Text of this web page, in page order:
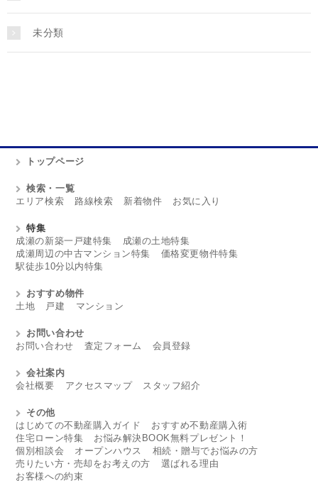
未分類
トップページ
検索・一覧
エリア検索
路線検索 新着物件 お気に入り
特集
成瀬の新築一戸建特集
成瀬の土地特集
成瀬周辺の中古マンション特集
価格変更物件特集
駅徒歩10分以内特集
おすすめ物件
土地
戸建 マンション
お問い合わせ
お問い合わせ
査定フォーム 会員登録
会社案内
会社概要
アクセスマップ スタッフ紹介
その他
はじめての不動産購入ガイド
おすすめ不動産購入術
住宅ローン特集
お悩み解決BOOK無料プレゼント！
個別相談会
オープンハウス
相続・贈与でお悩みの方
売りたい方・売却をお考えの方
選ばれる理由
お客様への約束